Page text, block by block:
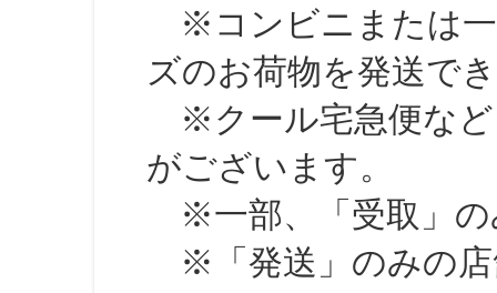
※コンビニまたは一
ズのお荷物を発送で
※クール宅急便など
がございます。
※一部、「受取」の
※「発送」のみの店